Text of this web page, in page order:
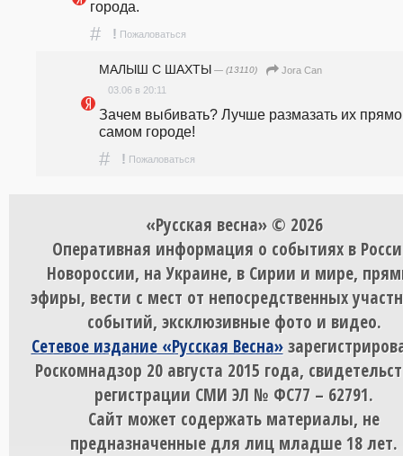
города.
# ! Пожаловаться
МАЛЫШ С ШАХТЫ — (13110)
Jora Can
03.06 в 20:11
Зачем выбивать? Лучше размазать их
самом городе!
# ! Пожаловаться
«Русская весна» © 2026
Оперативная информация о событиях в
Новороссии, на Украине, в Сирии и мире,
эфиры, вести с мест от непосредственных
событий, эксклюзивные фото и видео.
Сетевое издание «Русская Весна»
Роскомнадзор 20 августа 2015 года,
регистрации СМИ ЭЛ № ФС77 – 62791.
Сайт может содержать материалы, не
предназначенные для лиц младше 18 лет.